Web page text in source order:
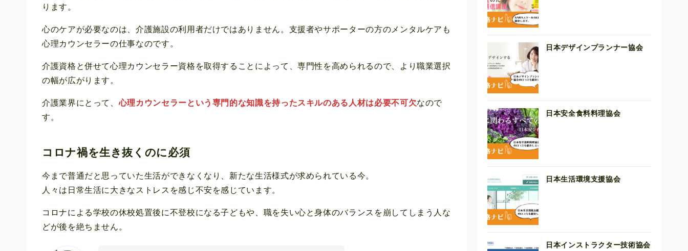
ります。
心のケアが必要なのは、介護施設の利用者だけではありません。支援者やサポーターの方のメンタルケアも
心理カウンセラーの仕事なのです。
介護資格と併せて心理カウンセラー資格を取得することによって、専門性を高められるので、より職業選択
の幅が広がります。
介護業界にとって、心理カウンセラーという専門的な知識を持ったスキルのある人材は必要不可欠なので
す。
コロナ禍を生き抜くのに必須
今まで普通だと思っていた生活ができなくなり、新たな生活様式が求められている今。
人々は日常生活に大きなストレスを感じ不安を感じています。
コロナによる学校の休校処置後に不登校になる子どもや、職を失い心と身体のバランスを崩してしまう人な
どが後を絶ちません。
日本デザインプランナー協会
日本安全食料料理協会
日本生活環境支援協会
日本インストラクター技術協会